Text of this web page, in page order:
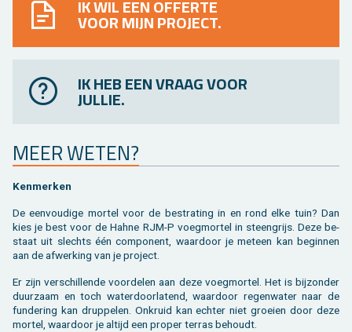
IK WIL EEN OFFERTE
VOOR MIJN PROJECT.
IK HEB EEN VRAAG VOOR
JULLIE.
MEER WETEN?
Ken­mer­ken
De een­vou­di­ge mor­tel voor de be­stra­ting in en rond elke tuin? Dan
kies je best voor de Hahne RJM-P voeg­mor­tel in steen­grijs. Deze be­
staat uit slechts één com­po­nent, waar­door je met­een kan be­gin­nen
aan de af­wer­king van je pro­ject.
Er zijn ver­schil­len­de voor­de­len aan deze voeg­mor­tel. Het is bij­zon­der
duur­zaam en toch wa­ter­door­la­tend, waar­door re­gen­wa­ter naar de
fun­de­ring kan drup­pe­len. On­kruid kan ech­ter niet groei­en door deze
mor­tel, waar­door je al­tijd een pro­per ter­ras be­houdt.